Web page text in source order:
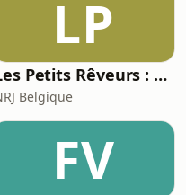
LP
Les Petits Rêveurs : histoires et aventures pour enfants
Belgique
FV